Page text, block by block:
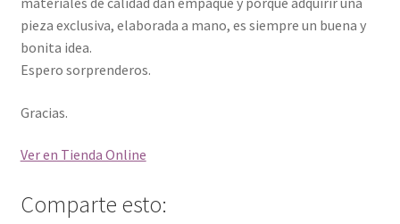
pieza exclusiva, elaborada a mano, es siempre un buena y
bonita idea.
Espero sorprenderos.
Gracias.
Ver en Tienda Online
Comparte esto: